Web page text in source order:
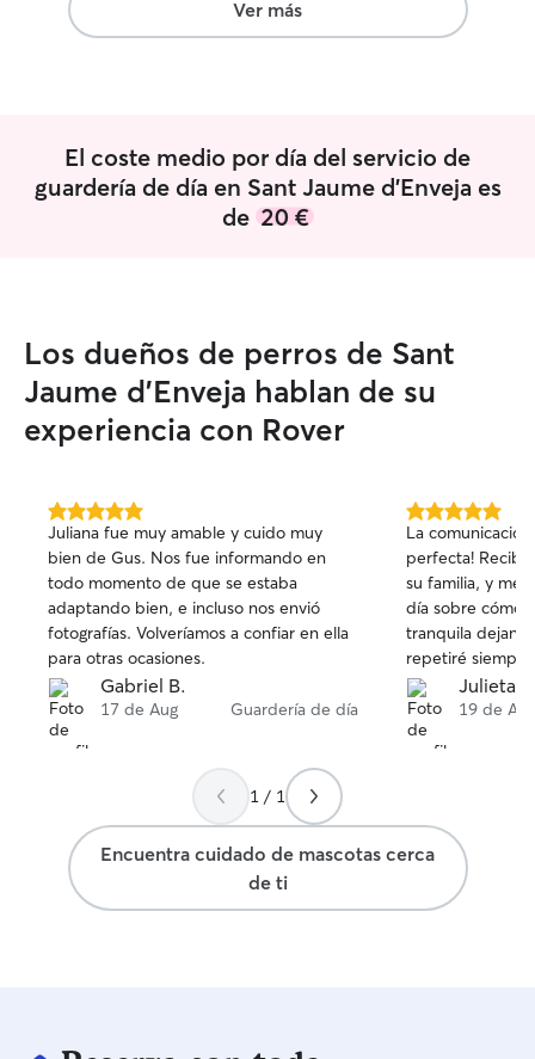
Creo que como persona que se
desempeñaba en su diario vivir como
porque no quiera, es porque donde vivo
no me lo permiten, pero quisiera tenerla,
amo completamente los animales
Ver más
El coste medio por día del servicio de
guardería de día en Sant Jaume d'Enveja es
de 20 €
Los dueños de perros de Sant
Jaume d'Enveja hablan de su
experiencia con Rover
5.0
de
5
estrellas
Juliana fue muy amable y cuido muy
bien de Gus. Nos fue informando en
todo momento de que se estaba
adaptando bien, e incluso nos envió
fotografías. Volveríamos a confiar en ella
para otras ocasiones.
Gabriel B.
17 de Aug Guardería de día
5.0
de
5
estrellas
La
perfecta!
su familia, y me
día sobre cómo
tranquila
repetiré
Julieta
19 de Aug
1 / 1
Encuentra cuidado de mascotas cerca
de ti